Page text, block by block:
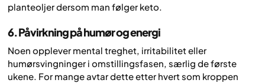
planteoljer dersom man følger keto.
6. Påvirkning på humør og energi
Noen opplever mental treghet, irritabilitet eller
humørsvingninger i omstillingsfasen, særlig de første
ukene. For mange avtar dette etter hvert som kroppen